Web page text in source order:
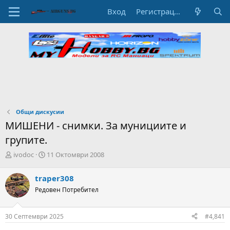
Вход Регистрация
Общи дискусии
МИШЕНИ - снимки. За мунициите и
групите.
А
т
о
р
н
а
т
ivodoc
Н
а
л
а
Д
11 Октомври 2008
traper308
Редовен Потребител
30 Септември 2025 #4,841